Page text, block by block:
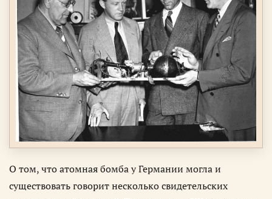
О том, что атомная бомба у Германии могла и
существовать говорит несколько свидетельских